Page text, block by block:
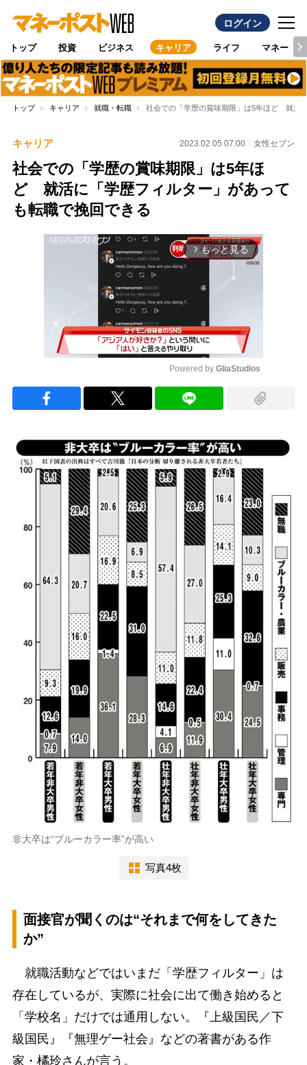
ログイン
トップ 投資 ビジネス キャリア ライフ マネー
トップ キャリア 就職・転職 社会での「学歴の賞味期限」は5年ほど 就活
キャリア 2023.02.05 07:00 女性セブン
社会での「学歴の賞味期限」は5年ほ
ど 就活に「学歴フィルター」があって
も転職で挽回できる
arrow_forward_ios もっと見る
Powered by GliaStudios
非大卒は“ブルーカラー率”が高い
写真4枚
面接官が聞くのは“それまで何をしてきた
か”
就職活動などではいまだ「学歴フィルター」は
存在しているが、実際に社会に出て働き始めると
「学校名」だけでは通用しない。『上級国民／下
級国民』『無理ゲー社会』などの著書がある作
家・橘玲さんが言う。